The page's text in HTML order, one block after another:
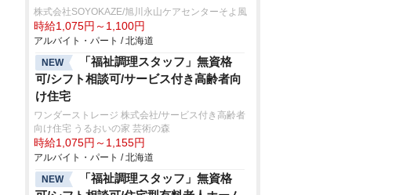
株式会社SOYOKAZE/旭川永山ケアセンターそよ風
時給1,075円～1,100円
アルバイト・パート / 北海道
NEW
「福祉調理スタッフ」無資格
可/シフト相談可/サービス付き高齢者向
け住宅
ワンダーストレージ 株式会社/サービス付き高齢者
向け住宅 うるおいの家 芸術の森
時給1,075円～1,155円
アルバイト・パート / 北海道
NEW
「福祉調理スタッフ」無資格